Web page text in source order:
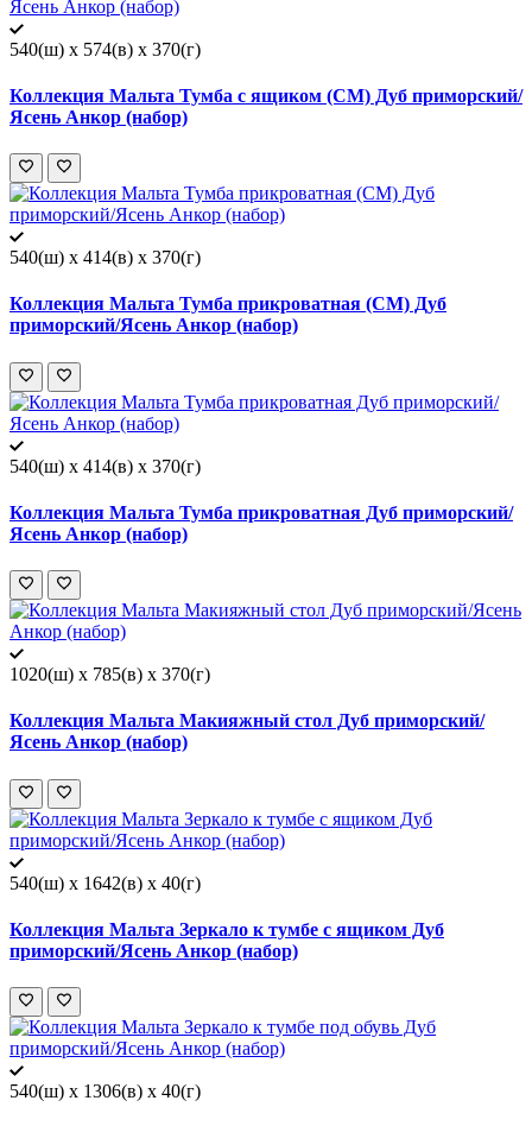
540(ш) x 574(в) x 370(г)
Коллекция Мальта Тумба с ящиком (СМ) Дуб приморский/
Ясень Анкор (набор)
540(ш) x 414(в) x 370(г)
Коллекция Мальта Тумба прикроватная (СМ) Дуб
приморский/Ясень Анкор (набор)
540(ш) x 414(в) x 370(г)
Коллекция Мальта Тумба прикроватная Дуб приморский/
Ясень Анкор (набор)
1020(ш) x 785(в) x 370(г)
Коллекция Мальта Макияжный стол Дуб приморский/
Ясень Анкор (набор)
540(ш) x 1642(в) x 40(г)
Коллекция Мальта Зеркало к тумбе с ящиком Дуб
приморский/Ясень Анкор (набор)
540(ш) x 1306(в) x 40(г)